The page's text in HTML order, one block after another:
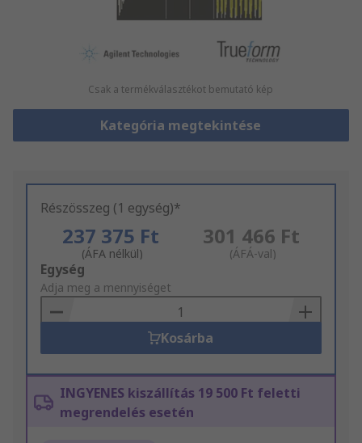
Csak a termékválasztékot bemutató kép
Kategória megtekintése
Részösszeg (1 egység)*
237 375 Ft
(ÁFA nélkül)
301 466 Ft
(ÁFÁ-val)
Add
to
Basket
Egység
Adja meg a mennyiséget
Kosárba
INGYENES kiszállítás 19 500 Ft feletti
megrendelés esetén